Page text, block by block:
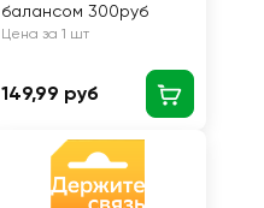
балансом 300руб
Цена за 1 шт
149,99 руб